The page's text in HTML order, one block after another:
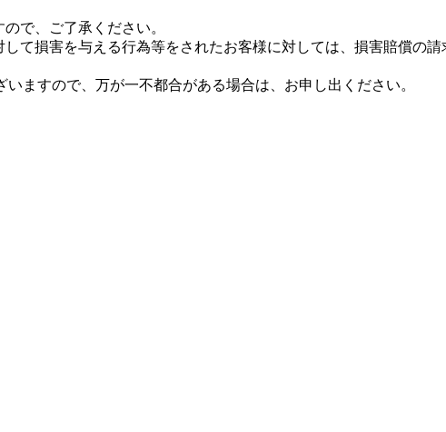
で、ご了承ください。
て損害を与える行為等をされたお客様に対しては、損害賠償の
ますので、万が一不都合がある場合は、お申し出ください。